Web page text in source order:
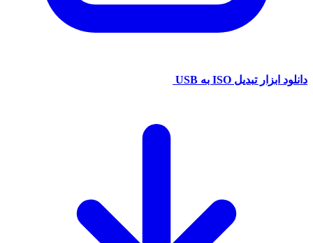
دانلود ابزار تبدیل ISO به USB